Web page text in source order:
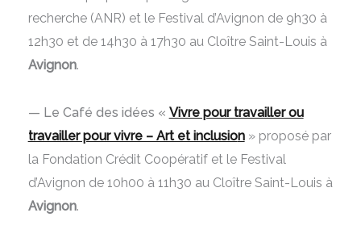
recherche (ANR) et le Festival d’Avignon de 9h30 à
12h30 et de 14h30 à 17h30 au Cloître Saint-Louis à
Avignon.
— Le Café des idées « Vivre pour travailler ou
travailler pour vivre – Art et inclusion» proposé par
la Fondation Crédit Coopératif et le Festival
d’Avignon de 10h00 à 11h30 au Cloître Saint-Louis à
Avignon.